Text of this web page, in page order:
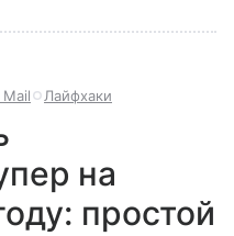
Лайфхаки
на
простой